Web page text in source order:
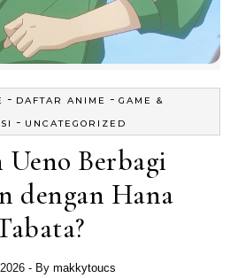
- DAFTAR ANIME - GAME &
- UNCATEGORIZED
Berbagi
dengan Hana
- By makkytoucs